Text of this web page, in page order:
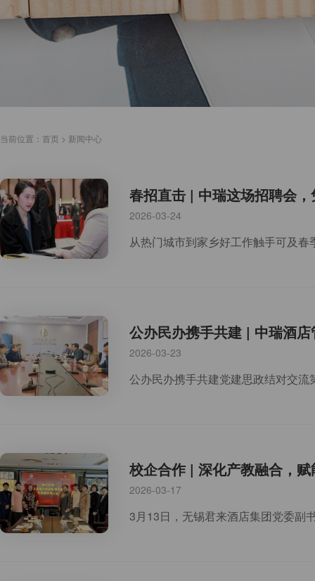
当前位置： 首页 > 新闻中心
春招直击 | 中瑞这场招聘会
2026-03-24
公办民办携手共建 | 中瑞酒
2026-03-23
校企合作 | 深化产教融合，
2026-03-17